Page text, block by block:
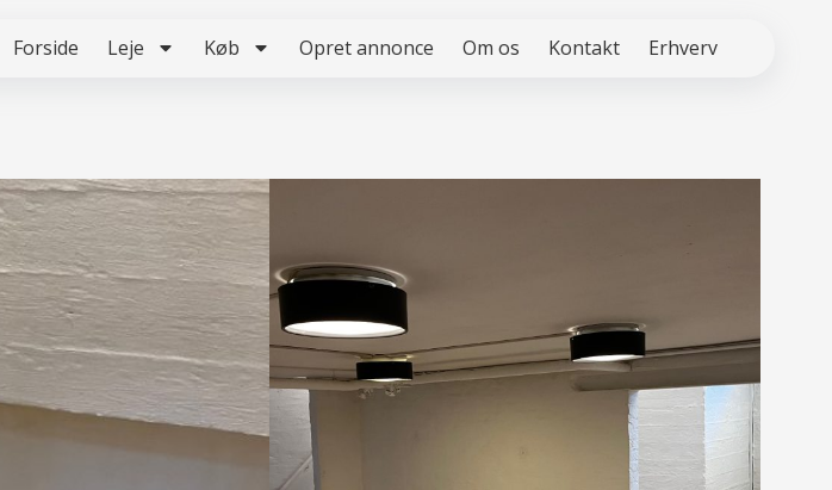
Forside Leje Køb Opret annonce Om os Kontakt Erhverv